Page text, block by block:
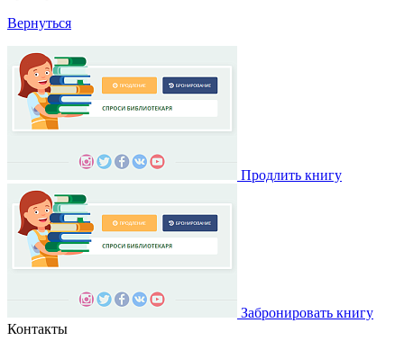
Вернуться
Продлить книгу
Забронировать книгу
Контакты